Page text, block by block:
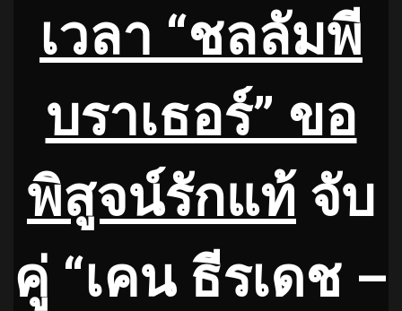
เวลา “ชลลัมพี
บราเธอร์” ขอ
พิสูจน์รักแท้ จับ
คู่ “เคน ธีรเดช –